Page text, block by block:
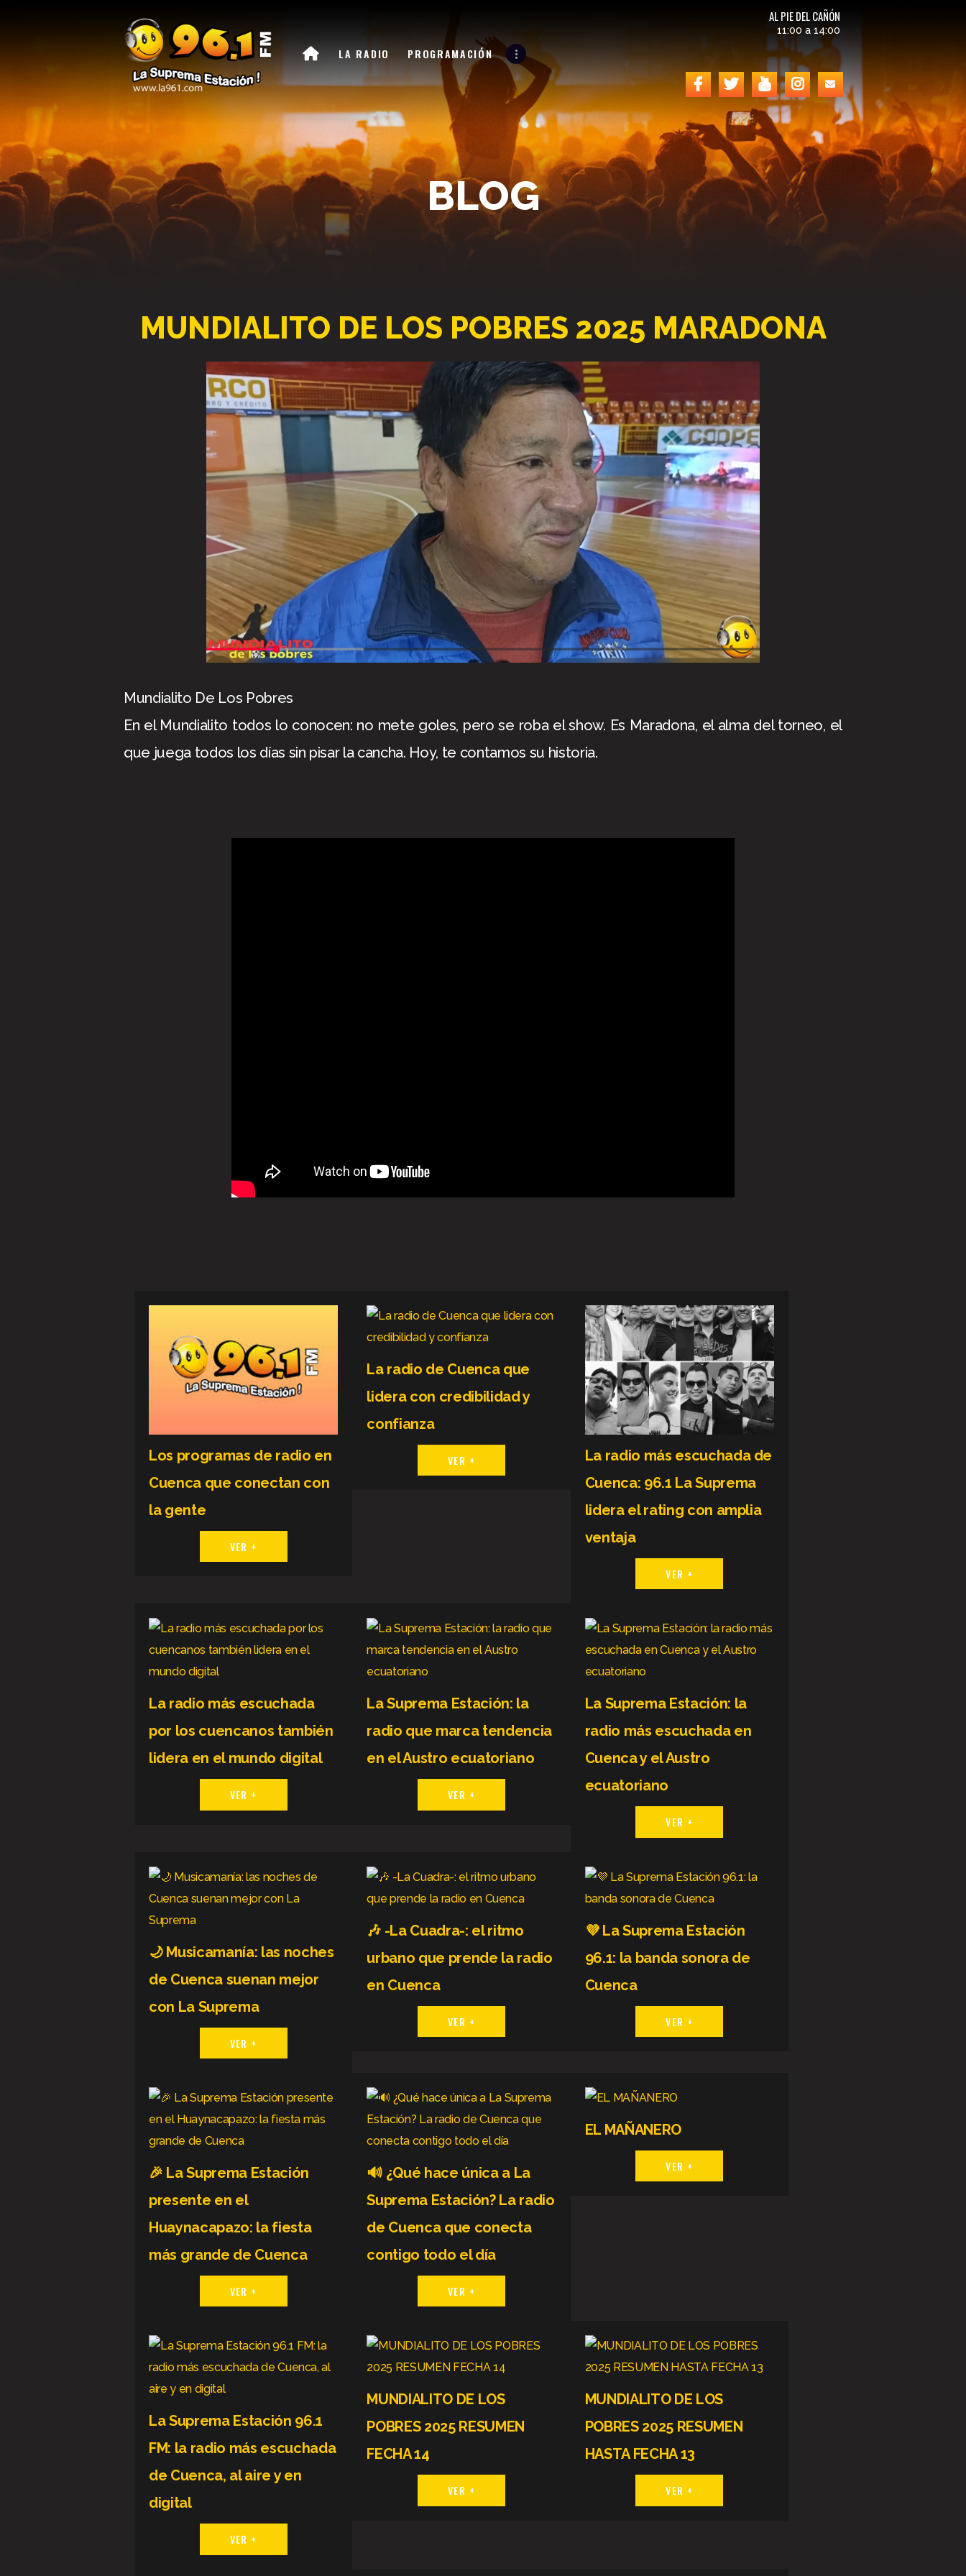
LA RADIO PROGRAMACIÓN
BLOG
LA 961
LA SUPREMA ESTACIÓN
LA RADIO
PROGRAMACIÓN
EVENTOS
BLOG
CONTACTO
MUNDIALITO DE LOS POBRES 2025 MARADONA
Mundialito De Los Pobres
En el Mundialito todos lo conocen: no mete goles, pero se roba el show. Es Maradona, el alma del torneo, el
que juega todos los días sin pisar la cancha. Hoy, te contamos su historia.
Los programas de radio en
Cuenca que conectan con
la gente
VER +
La radio de Cuenca que
lidera con credibilidad y
confianza
VER +
La radio más escuchada de
Cuenca: 96.1 La Suprema
lidera el rating con amplia
ventaja
VER +
La radio más escuchada
por los cuencanos también
lidera en el mundo digital
VER +
La Suprema Estación: la
radio que marca tendencia
en el Austro ecuatoriano
VER +
La Suprema Estación: la
radio más escuchada en
Cuenca y el Austro
ecuatoriano
VER +
🌙 Musicamanía: las noches
de Cuenca suenan mejor
con La Suprema
VER +
🎶 -La Cuadra-: el ritmo
urbano que prende la radio
en Cuenca
VER +
💜 La Suprema Estación
96.1: la banda sonora de
Cuenca
VER +
🎉 La Suprema Estación
presente en el
Huaynacapazo: la fiesta
más grande de Cuenca
VER +
🔊 ¿Qué hace única a La
Suprema Estación? La radio
de Cuenca que conecta
contigo todo el día
VER +
EL MAÑANERO
VER +
La Suprema Estación 96.1
FM: la radio más escuchada
de Cuenca, al aire y en
digital
VER +
MUNDIALITO DE LOS
POBRES 2025 RESUMEN
FECHA 14
VER +
MUNDIALITO DE LOS
POBRES 2025 RESUMEN
HASTA FECHA 13
VER +